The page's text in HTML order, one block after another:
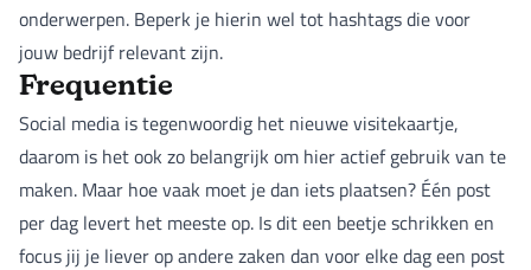
onderwerpen. Beperk je hierin wel tot hashtags die voor
jouw bedrijf relevant zijn.
Frequentie
Social media is tegenwoordig het nieuwe visitekaartje,
daarom is het ook zo belangrijk om hier actief gebruik van te
maken. Maar hoe vaak moet je dan iets plaatsen? Één post
per dag levert het meeste op. Is dit een beetje schrikken en
focus jij je liever op andere zaken dan voor elke dag een post